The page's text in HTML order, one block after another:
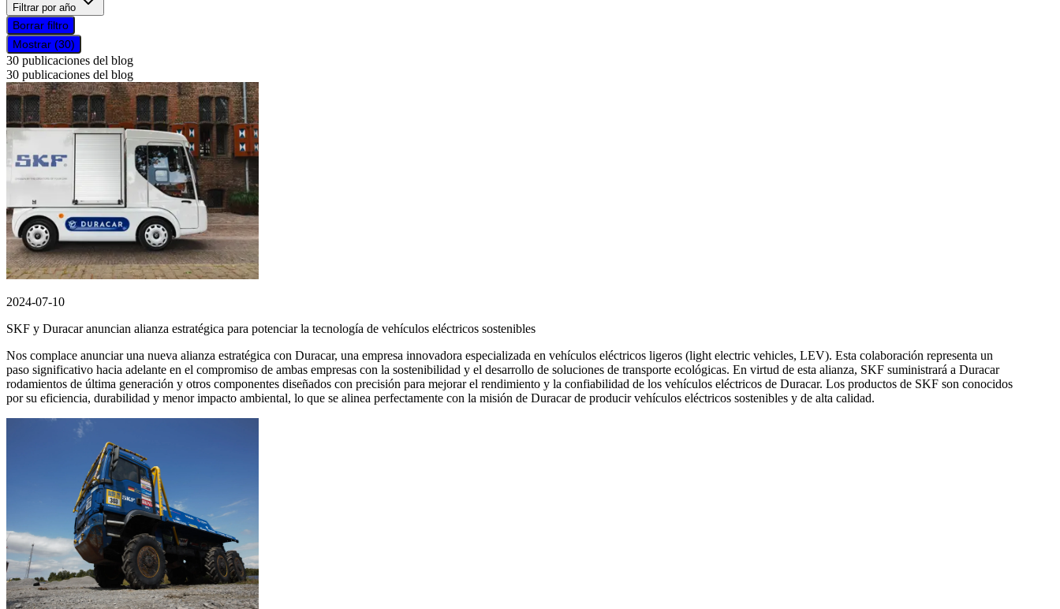
Filtrar por año
Borrar filtro
Mostrar (30)
30 publicaciones del blog
30 publicaciones del blog
2024-07-10
SKF y Duracar anuncian alianza estratégica para potenciar la tecnología de vehículos eléctricos sostenibles
Nos complace anunciar una nueva alianza estratégica con Duracar, una empresa innovadora especializada en vehículos eléctricos ligeros (light electric vehicles, LEV). Esta colaboración representa un
paso significativo hacia adelante en el compromiso de ambas empresas con la sostenibilidad y el desarrollo de soluciones de transporte ecológicas. En virtud de esta alianza, SKF suministrará a Duracar
rodamientos de última generación y otros componentes diseñados con precisión para mejorar el rendimiento y la confiabilidad de los vehículos eléctricos de Duracar. Los productos de SKF son conocidos
por su eficiencia, durabilidad y menor impacto ambiental, lo que se alinea perfectamente con la misión de Duracar de producir vehículos eléctricos sostenibles y de alta calidad.